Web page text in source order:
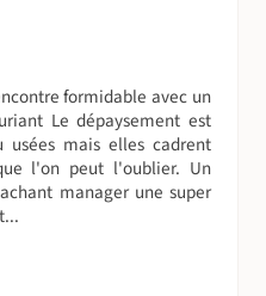
plat "froid" qui permettra
du Bénin. Ce dernier
salade préparée par
le matin ou durant notre
lorsque nous dormons en
qui nous permettra de
formidable avec un
Le dépaysement est
mais elles cadrent
l'on peut l'oublier. Un
manager une super